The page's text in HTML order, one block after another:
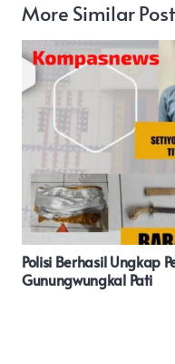
More Similar
Kurang Dari 1X24 Jam
Pelaku Yang Diduga Ibu